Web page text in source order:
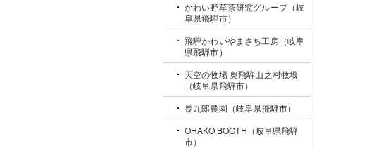
かわい野草茶研究グループ（岐
阜県飛騨市）
飛騨かわいやまさち工房（岐阜
県飛騨市）
天空の牧場 奥飛騨山之村牧場
（岐阜県飛騨市）
長九郎農園（岐阜県飛騨市）
OHAKO BOOTH（岐阜県飛騨
市）